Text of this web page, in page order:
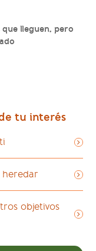
que lleguen, pero
tu interés
heredar
objetivos